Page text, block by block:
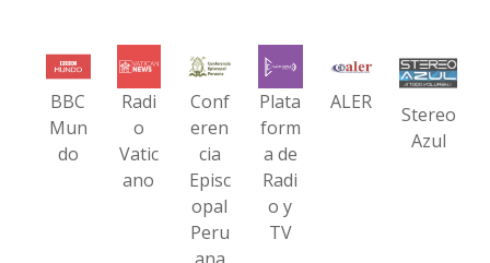
BBC
Mun
do
Radi
o
Vatic
ano
Conf
eren
cia
Episc
opal
Peru
Plata
form
a de
Radi
o y
TV
ALER
Stereo
Azul